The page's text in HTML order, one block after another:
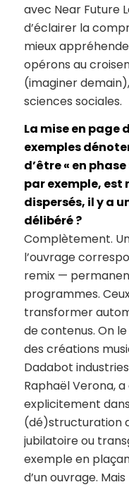
avec Near Future
d’éclairer la
mieux
opérons au
(imaginer
sciences sociales.
La mise en page
exemples
d’être « en
par exemple,
dispersés, il y a
délibéré ?
Complètement.
l’ouvrage
remix —
programmes.
transformer
de contenus. On
des créations
Dadabot
Raphaël Verona,
explicitement
(dé)structuration
jubilatoire ou
exemple en
d’un ouvrage.